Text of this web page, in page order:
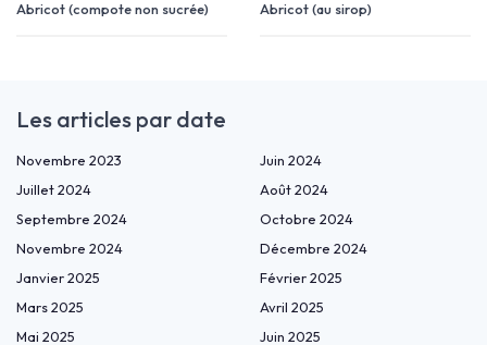
Abricot (compote non sucrée)
Abricot (au sirop)
Les articles par date
Novembre 2023
Juin 2024
Juillet 2024
Août 2024
Septembre 2024
Octobre 2024
Novembre 2024
Décembre 2024
Janvier 2025
Février 2025
Mars 2025
Avril 2025
Mai 2025
Juin 2025